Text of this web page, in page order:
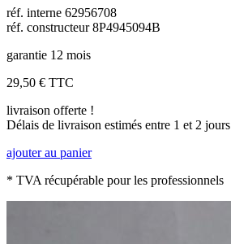
réf. interne 62956708
réf. constructeur 8P4945094B
garantie 12 mois
29,50 € TTC
livraison offerte !
Délais de livraison estimés entre 1 et 2
ajouter au panier
* TVA récupérable pour les professionnels